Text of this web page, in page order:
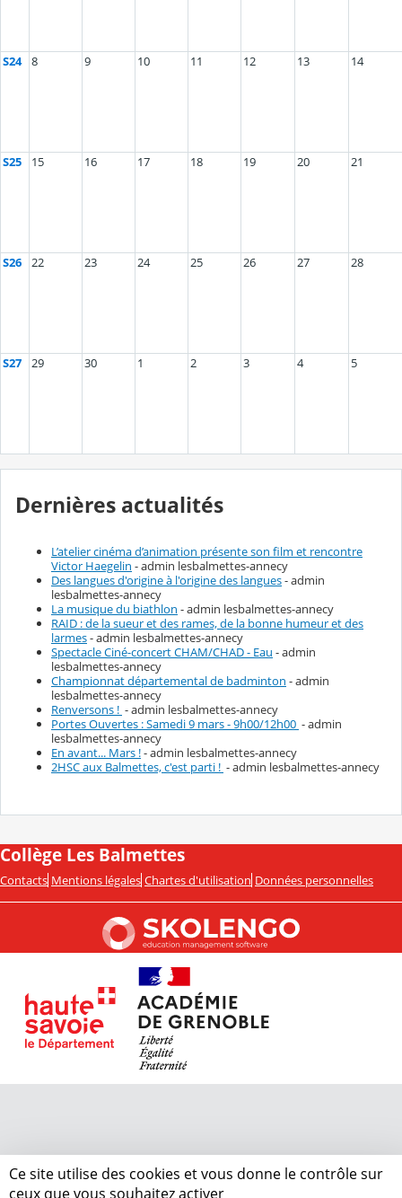
S24 8 9 10 11 12 13 14
S25 15 16 17 18 19 20 21
S26 22 23 24 25 26 27 28
S27 29 30 1 2 3 4 5
Dernières actualités
L’atelier cinéma d’animation présente son film et rencontre
Victor Haegelin - admin lesbalmettes-annecy
Des langues d'origine à l'origine des langues- admin
lesbalmettes-annecy
La musique du biathlon - admin lesbalmettes-annecy
RAID : de la sueur et des rames, de la bonne humeur et des
larmes- admin lesbalmettes-annecy
Spectacle Ciné-concert CHAM/CHAD - Eau - admin
lesbalmettes-annecy
Championnat départemental de badminton - admin
lesbalmettes-annecy
Renversons ! - admin lesbalmettes-annecy
Portes Ouvertes : Samedi 9 mars - 9h00/12h00 - admin
lesbalmettes-annecy
En avant... Mars !- admin lesbalmettes-annecy
2HSC aux Balmettes, c'est parti ! - admin lesbalmettes-annecy
Collège Les Balmettes
Contacts Mentions légales Chartes d'utilisation Données personnelles
Ce site utilise des cookies et vous donne le contrôle sur
ceux que vous souhaitez activer